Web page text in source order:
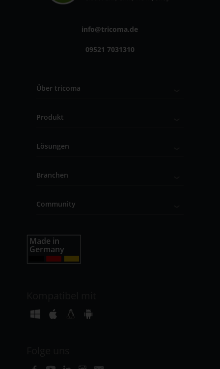
info@tricoma.de
09521 7031310
Über tricoma
Produkt
Lösungen
Branchen
Community